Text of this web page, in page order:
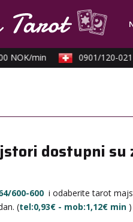
NOK/min 0901/120-021
dostupni su
600-600 i odaberite tarot
(tel:0,93€ - mob:1,12€ min )